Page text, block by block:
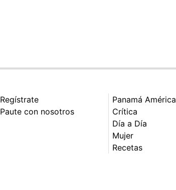
Regístrate
Paute con nosotros
Panamá América
Crítica
Día a Día
Mujer
Recetas